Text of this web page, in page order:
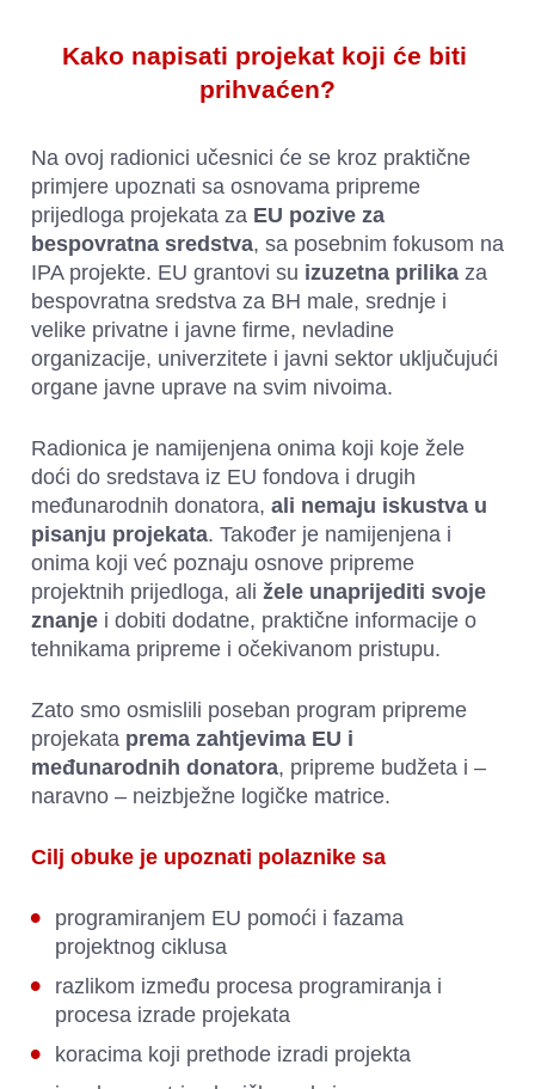
Kako napisati projekat koji će biti
prihvaćen?
Na ovoj radionici učesnici će se kroz praktične
primjere upoznati sa osnovama pripreme
prijedloga projekata za EU pozive za
bespovratna sredstva, sa posebnim fokusom na
IPA projekte. EU grantovi su izuzetna prilika za
bespovratna sredstva za BH male, srednje i
velike privatne i javne firme, nevladine
organizacije, univerzitete i javni sektor uključujući
organe javne uprave na svim nivoima.
Radionica je namijenjena onima koji koje ž﻿ele
doći do sredstava iz EU fondova i drugih
međunarodnih donatora, ali nemaju iskustva u
pisanju projekata. Također je namijenjena i
onima koji već ﻿poznaju osnove pripreme
projektnih prijedloga, ali žele unaprijediti svoje
znanje i dobiti dodatne, praktične informacije o
tehnikama pripreme i očekivanom pristupu.
Zato smo osmislili poseban program pripreme
projekata prema zahtjevima EU i
međunarodnih donatora, pripreme budžeta i –
naravno – neizbježne logičke matrice.
Cilj obuke je upoznati polaznike sa
programiranjem EU pomoći i fazama
projektnog ciklusa
razlikom između procesa programiranja i
procesa izrade projekata
koracima koji prethode izradi projekta